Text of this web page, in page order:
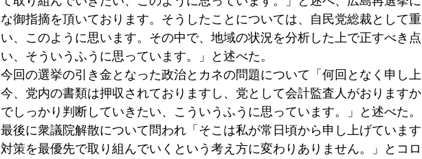
な御指摘を頂いております。そうしたことについては、自民党総裁として
い、このように思います。その中で、地域の状況を分析した上で正すべき
い、そういうふうに思っています。」と述べた。
今回の選挙の引き金となった政治とカネの問題について「何回となく申し上
今、党内の書類は押収されておりますし、党として会計監査人がおります
でしっかり判断していきたい、こういうふうに思っています。」と述べた。
最後に衆議院解散について問われ「そこは私が常日頃から申し上げていま
対策を最優先で取り組んでいくという考え方に変わりありません。」とコ